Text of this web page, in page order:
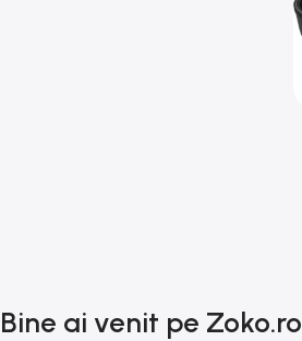
Bine ai venit pe Zoko.ro